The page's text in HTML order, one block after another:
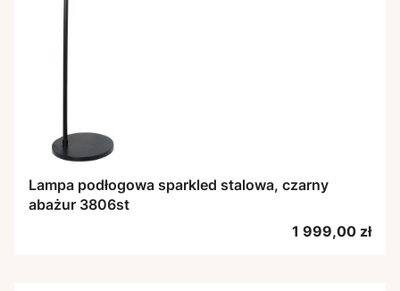
Lampa podłogowa sparkled stalowa, czarny
abażur 3806st
Cena
1 999,00 zł